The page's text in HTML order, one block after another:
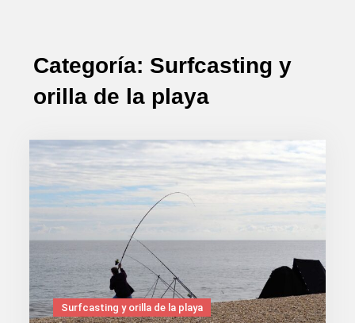
Categoría: Surfcasting y
orilla de la playa
Surfcasting y orilla de la playa